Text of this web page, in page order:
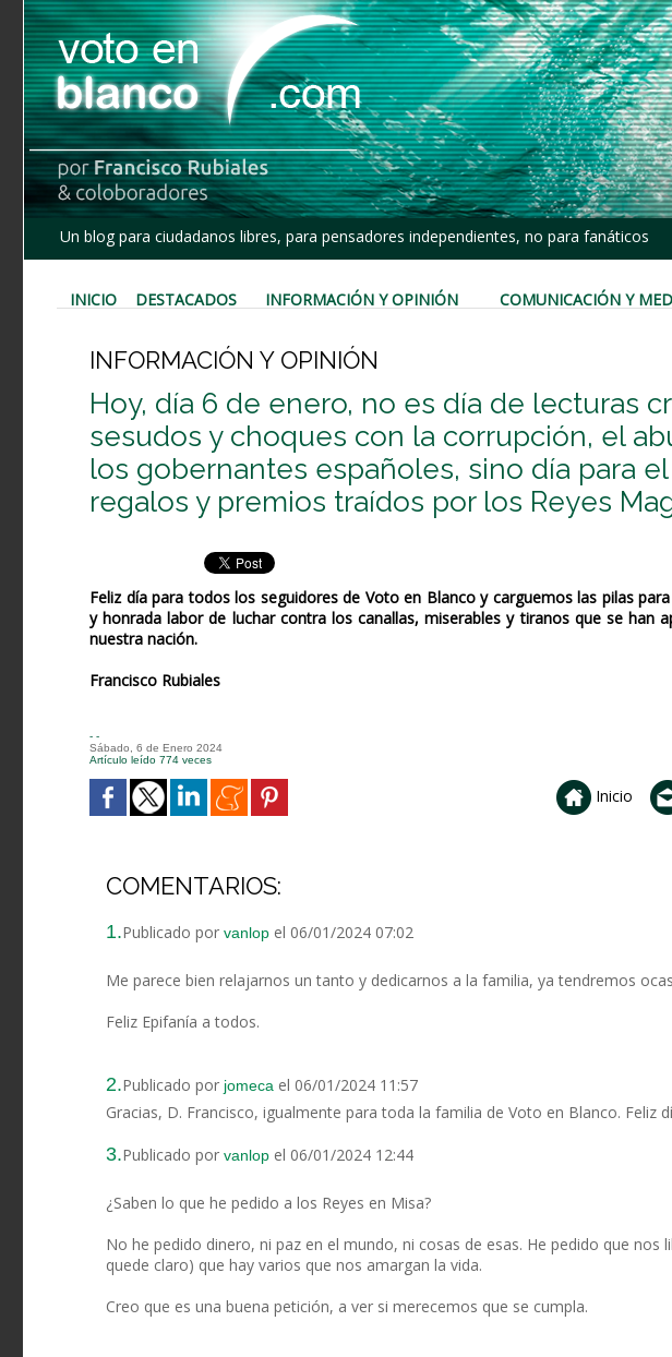
Un blog para ciudadanos libres, para pensadores independientes, no para fanáticos
INICIO DESTACADOS INFORMACIÓN Y OPINIÓN COMUNICACIÓN Y
INFORMACIÓN Y OPINIÓN
Hoy, día 6 de enero, no es día de lecturas
sesudos y choques con la corrupción, el
los gobernantes españoles, sino día para
regalos y premios traídos por los Reyes
Feliz día para todos los seguidores de Voto en Blanco y carguemos las pilas
y honrada labor de luchar contra los canallas, miserables y tiranos que se han
nuestra nación.
Francisco Rubiales
- -
Sábado, 6 de Enero 2024
Artículo leído 774 veces
Inicio
COMENTARIOS:
1.Publicado por vanlop el 06/01/2024 07:02
Me parece bien relajarnos un tanto y dedicarnos a la familia, ya tendremos
Feliz Epifanía a todos.
2.Publicado por jomeca el 06/01/2024 11:57
Gracias, D. Francisco, igualmente para toda la familia de Voto en Blanco. Feliz
3.Publicado por vanlop el 06/01/2024 12:44
¿Saben lo que he pedido a los Reyes en Misa?
No he pedido dinero, ni paz en el mundo, ni cosas de esas. He pedido que nos
quede claro) que hay varios que nos amargan la vida.
Creo que es una buena petición, a ver si merecemos que se cumpla.